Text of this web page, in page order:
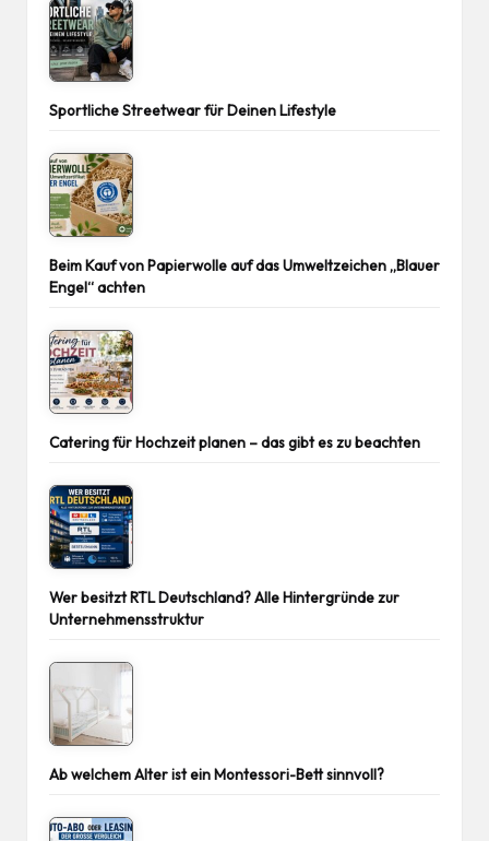
Sportliche Streetwear für Deinen Lifestyle
Beim Kauf von Papierwolle auf das Umweltzeichen „Blauer
Engel“ achten
Catering für Hochzeit planen – das gibt es zu beachten
Wer besitzt RTL Deutschland? Alle Hintergründe zur
Unternehmensstruktur
Ab welchem Alter ist ein Montessori-Bett sinnvoll?